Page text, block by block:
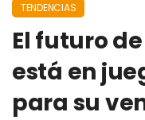
TENDENCIAS
El futuro de
está en
para su